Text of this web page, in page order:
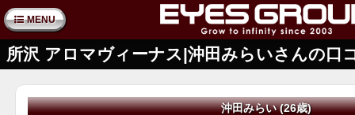
MENU
所沢 アロマヴィーナス|沖田みらいさんの口
沖田みらい (26歳)